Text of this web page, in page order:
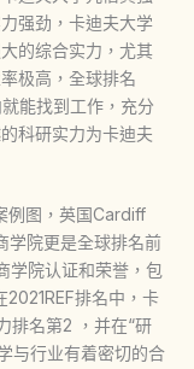
强劲，卡迪夫大学
的综合实力，尤其
极高，全球排名
能找到工作，充分
科研实力为卡迪夫
例图，英国Cardiff
学院更是全球排名前
学院认证和荣誉，包
排名中，卡
排名第2 ，并在“研
与行业有着密切的合